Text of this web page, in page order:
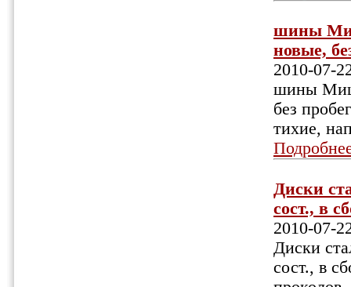
шины
новые,
2010-07-
шины
без
тихие,
Диски
сост., в
2010-07-
Диски
сост., в